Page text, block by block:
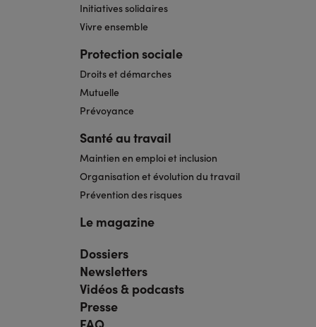
Initiatives solidaires
Vivre ensemble
Protection sociale
Droits et démarches
Mutuelle
Prévoyance
Santé au travail
Maintien en emploi et inclusion
Organisation et évolution du travail
Prévention des risques
Le magazine
Navigation
pied
de
page
bis
Dossiers
Newsletters
Vidéos & podcasts
Presse